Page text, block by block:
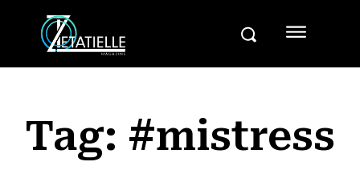
Tag: #mistress